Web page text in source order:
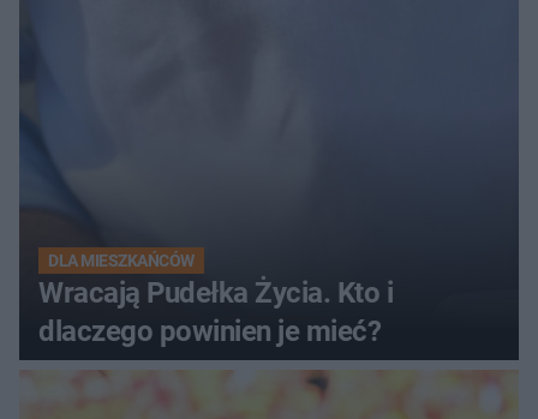
DLA MIESZKAŃCÓW
Wracają Pudełka Życia. Kto i
dlaczego powinien je mieć?